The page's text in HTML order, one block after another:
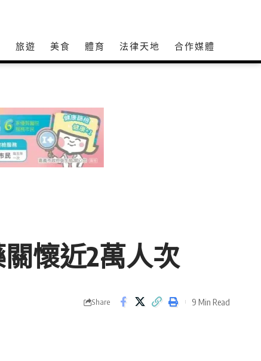
旅遊 美食 體育 法律天地 合作媒體
懷近2萬人次
Share 9 Min Read